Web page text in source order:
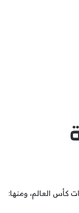
كأس العالم، ومنها: